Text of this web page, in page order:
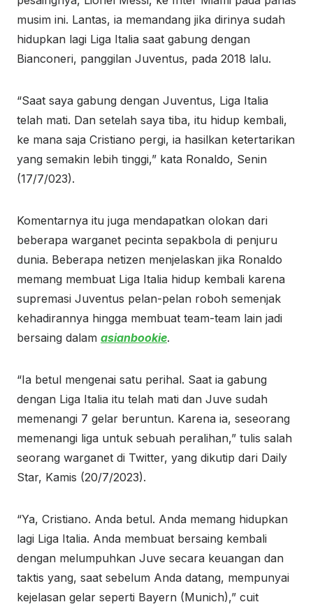
musim ini. Lantas, ia memandang jika dirinya sudah
hidupkan lagi Liga Italia saat gabung dengan
Bianconeri, panggilan Juventus, pada 2018 lalu.
“Saat saya gabung dengan Juventus, Liga Italia
telah mati. Dan setelah saya tiba, itu hidup kembali,
ke mana saja Cristiano pergi, ia hasilkan ketertarikan
yang semakin lebih tinggi,” kata Ronaldo, Senin
(17/7/023).
Komentarnya itu juga mendapatkan olokan dari
beberapa warganet pecinta sepakbola di penjuru
dunia. Beberapa netizen menjelaskan jika Ronaldo
memang membuat Liga Italia hidup kembali karena
supremasi Juventus pelan-pelan roboh semenjak
kehadirannya hingga membuat team-team lain jadi
bersaing dalam asianbookie.
“Ia betul mengenai satu perihal. Saat ia gabung
dengan Liga Italia itu telah mati dan Juve sudah
memenangi 7 gelar beruntun. Karena ia, seseorang
memenangi liga untuk sebuah peralihan,” tulis salah
seorang warganet di Twitter, yang dikutip dari Daily
Star, Kamis (20/7/2023).
“Ya, Cristiano. Anda betul. Anda memang hidupkan
lagi Liga Italia. Anda membuat bersaing kembali
dengan melumpuhkan Juve secara keuangan dan
taktis yang, saat sebelum Anda datang, mempunyai
kejelasan gelar seperti Bayern (Munich),” cuit